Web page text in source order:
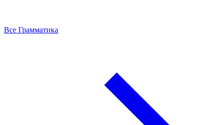
Все Грамматика